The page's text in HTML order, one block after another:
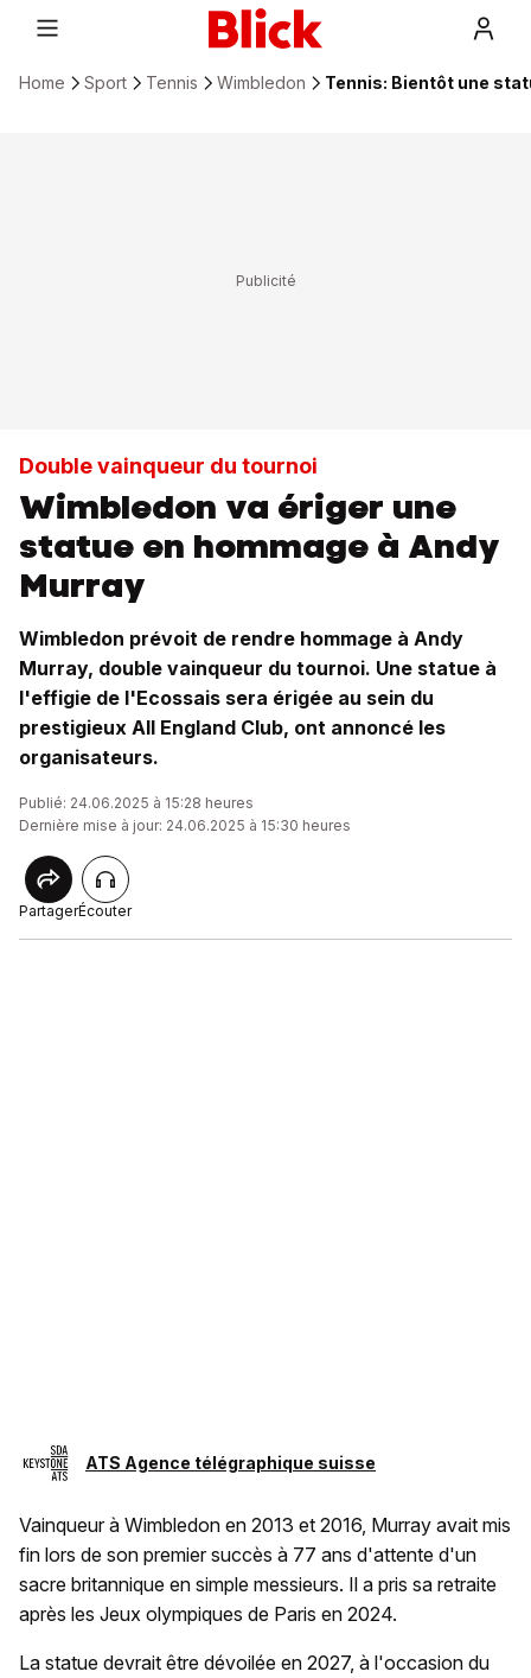
Home Sport Tennis Wimbledon Tennis: Bientôt une
Double vainqueur du tournoi
Wimbledon va ériger une
statue en hommage à Andy
Murray
Wimbledon prévoit de rendre hommage à Andy
Murray, double vainqueur du tournoi. Une statue à
l'effigie de l'Ecossais sera érigée au sein du
prestigieux All England Club, ont annoncé les
organisateurs.
Publié: 24.06.2025 à 15:28 heures
Dernière mise à jour: 24.06.2025 à 15:30 heures
PartagerÉcouter
ATS Agence télégraphique suisse
Vainqueur à Wimbledon en 2013 et 2016, Murray avait mis
fin lors de son premier succès à 77 ans d'attente d'un
sacre britannique en simple messieurs. Il a pris sa retraite
après les Jeux olympiques de Paris en 2024.
La statue devrait être dévoilée en 2027, à l'occasion du